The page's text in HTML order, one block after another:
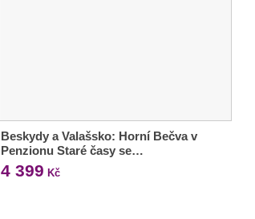
Beskydy a Valašsko: Horní Bečva v
Penzionu Staré časy se…
4 399 Kč